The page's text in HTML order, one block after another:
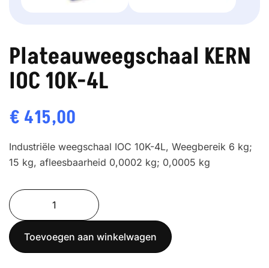
Plateauweegschaal KERN
IOC 10K-4L
€ 415,00
Industriële weegschaal IOC 10K-4L, Weegbereik 6 kg;
15 kg, afleesbaarheid 0,0002 kg; 0,0005 kg
Plateauweegschaal
KERN
IOC
10K-
Toevoegen aan winkelwagen